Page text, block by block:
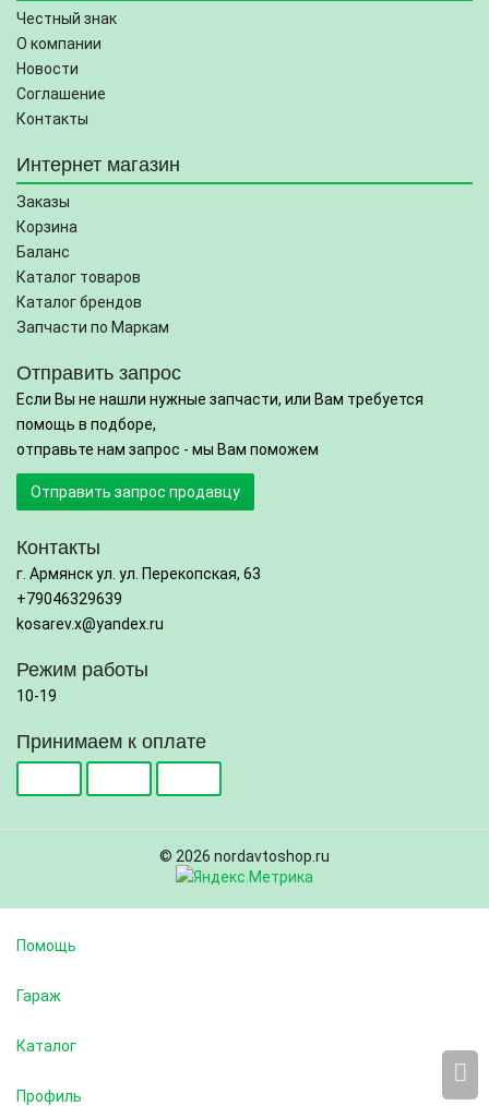
Честный знак
О компании
Новости
Соглашение
Контакты
Интернет магазин
Заказы
Корзина
Баланс
Каталог товаров
Каталог брендов
Запчасти по Маркам
Отправить запрос
Если Вы не нашли нужные запчасти, или Вам требуется
помощь в подборе,
отправьте нам запрос - мы Вам поможем
Отправить запрос продавцу
Контакты
г. Армянск ул. ул. Перекопская, 63
+79046329639
kosarev.x@yandex.ru
Режим работы
10-19
Принимаем к оплате
© 2026 nordavtoshop.ru
Помощь
Гараж
Каталог
Профиль